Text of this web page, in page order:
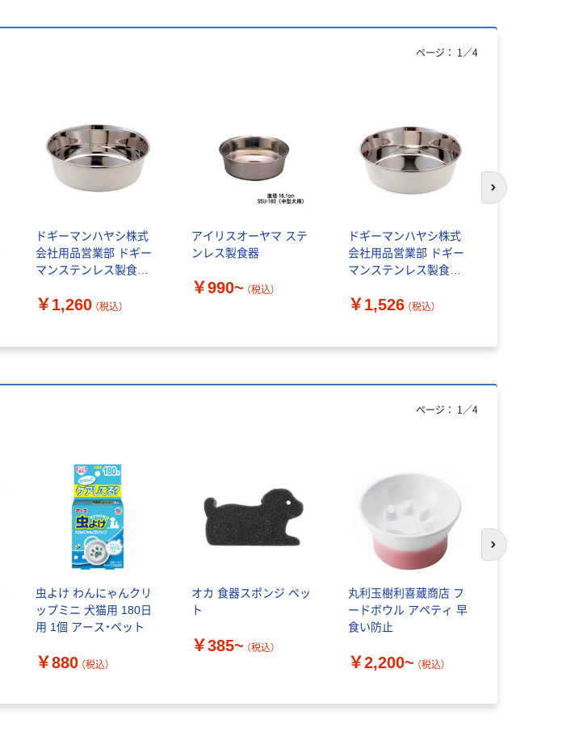
ドギーマンハヤシ株式
会社用品営業部 ドギー
マンステンレス製食器
4976555930467 1個入
￥1,260 （税込）
アイリスオーヤマ ステ
ンレス製食器
￥990~ （税込）
ドギーマンハヤシ株式
会社用品営業部 ドギー
マンステンレス製食器
4976555930474 1個入
￥1,526 （税込）
ページ： 1 ／4
次のスライド
虫よけ わんにゃんクリ
ップミニ 犬猫用 180日
用 1個 アース・ペット
￥880 （税込）
オカ 食器スポンジ ペッ
ト
￥385~ （税込）
丸利玉樹利喜蔵商店 フ
ードボウル アペティ 早
食い防止
￥2,200~ （税込）
ページ： 1 ／4
次のスライド